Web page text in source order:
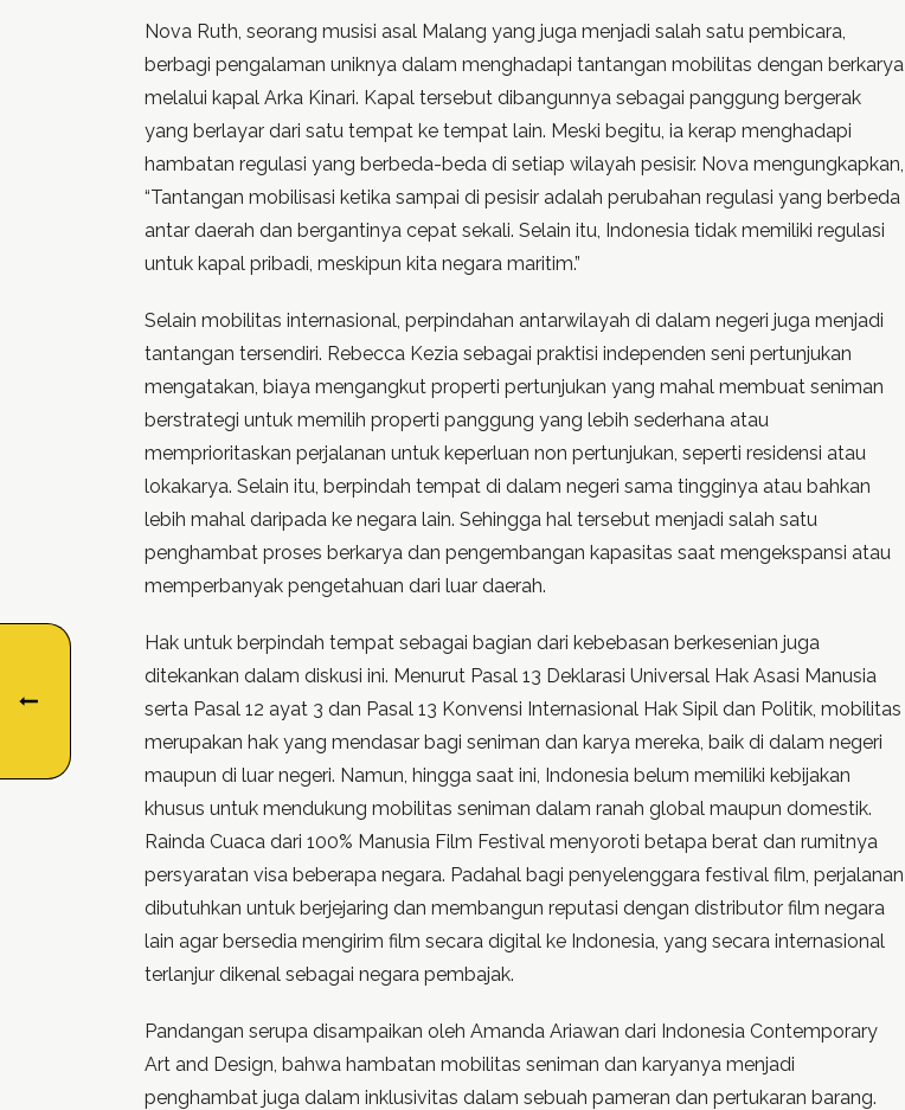
Nova Ruth, seorang musisi asal Malang yang juga menjadi salah satu pembicara,
berbagi pengalaman uniknya dalam menghadapi tantangan mobilitas dengan berkarya
melalui kapal Arka Kinari. Kapal tersebut dibangunnya sebagai panggung bergerak
yang berlayar dari satu tempat ke tempat lain. Meski begitu, ia kerap menghadapi
hambatan regulasi yang berbeda-beda di setiap wilayah pesisir. Nova mengungkapkan,
“Tantangan mobilisasi ketika sampai di pesisir adalah perubahan regulasi yang berbeda
antar daerah dan bergantinya cepat sekali. Selain itu, Indonesia tidak memiliki regulasi
untuk kapal pribadi, meskipun kita negara maritim.”
Selain mobilitas internasional, perpindahan antarwilayah di dalam negeri juga menjadi
tantangan tersendiri. Rebecca Kezia sebagai praktisi independen seni pertunjukan
mengatakan, biaya mengangkut properti pertunjukan yang mahal membuat seniman
berstrategi untuk memilih properti panggung yang lebih sederhana atau
memprioritaskan perjalanan untuk keperluan non pertunjukan, seperti residensi atau
lokakarya. Selain itu, berpindah tempat di dalam negeri sama tingginya atau bahkan
lebih mahal daripada ke negara lain. Sehingga hal tersebut menjadi salah satu
penghambat proses berkarya dan pengembangan kapasitas saat mengekspansi atau
memperbanyak pengetahuan dari luar daerah.
Hak untuk berpindah tempat sebagai bagian dari kebebasan berkesenian juga
ditekankan dalam diskusi ini. Menurut Pasal 13 Deklarasi Universal Hak Asasi Manusia
serta Pasal 12 ayat 3 dan Pasal 13 Konvensi Internasional Hak Sipil dan Politik, mobilitas
merupakan hak yang mendasar bagi seniman dan karya mereka, baik di dalam negeri
maupun di luar negeri. Namun, hingga saat ini, Indonesia belum memiliki kebijakan
khusus untuk mendukung mobilitas seniman dalam ranah global maupun domestik.
Rainda Cuaca dari 100% Manusia Film Festival menyoroti betapa berat dan rumitnya
persyaratan visa beberapa negara. Padahal bagi penyelenggara festival film, perjalanan
dibutuhkan untuk berjejaring dan membangun reputasi dengan distributor film negara
lain agar bersedia mengirim film secara digital ke Indonesia, yang secara internasional
terlanjur dikenal sebagai negara pembajak.
Pandangan serupa disampaikan oleh Amanda Ariawan dari Indonesia Contemporary
Art and Design, bahwa hambatan mobilitas seniman dan karyanya menjadi
penghambat juga dalam inklusivitas dalam sebuah pameran dan pertukaran barang.